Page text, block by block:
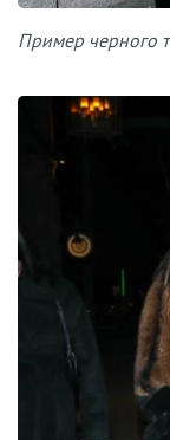
Пример черного